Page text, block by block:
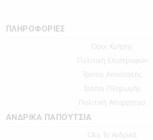
ΠΛΗΡΟΦΟΡΙΕΣ
Όροι Χρήσης
Πολιτική Επιστροφών
Τρόποι Αποστολής
Τρόποι Πληρωμής
Πολιτική Απορρήτου
ΑΝΔΡΙΚΑ ΠΑΠΟΥΤΣΙΑ
Όλα Τα Ανδρικά